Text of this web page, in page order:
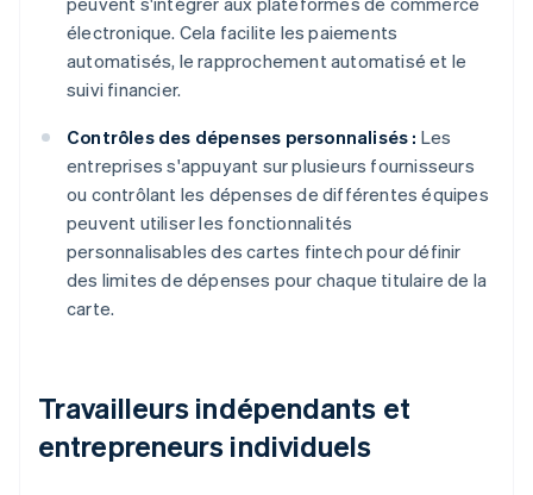
électronique. Cela facilite les paiements
automatisés, le rapprochement automatisé et le
suivi financier.
Contrôles des dépenses personnalisés : Les
entreprises s'appuyant sur plusieurs fournisseurs
ou contrôlant les dépenses de différentes équipes
peuvent utiliser les fonctionnalités
personnalisables des cartes fintech pour définir
des limites de dépenses pour chaque titulaire de la
carte.
Travailleurs indépendants et
entrepreneurs individuels